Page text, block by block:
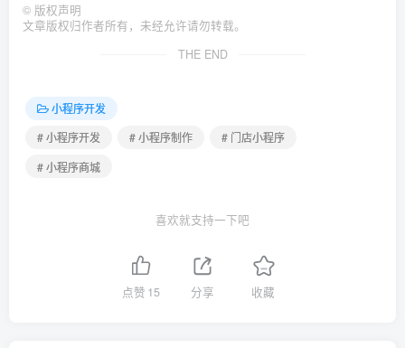
© 版权声明
文章版权归作者所有，未经允许请勿转载。
THE END
小程序开发
# 小程序开发
# 小程序制作
# 门店小程序
# 小程序商城
喜欢就支持一下吧
点赞 15 分享 收藏